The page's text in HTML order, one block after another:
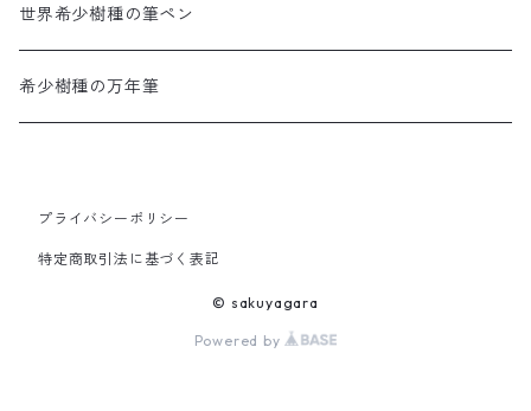
世界希少樹種の筆ペン
希少樹種の万年筆
プライバシーポリシー
特定商取引法に基づく表記
© sakuyagara
Powered by